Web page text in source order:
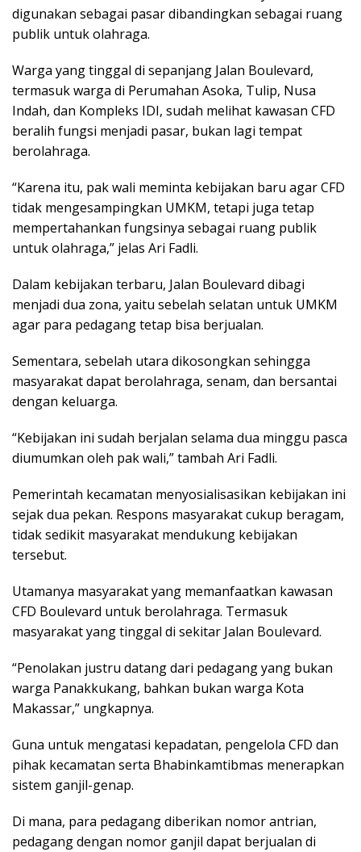
digunakan sebagai pasar dibandingkan sebagai ruang
publik untuk olahraga.
Warga yang tinggal di sepanjang Jalan Boulevard,
termasuk warga di Perumahan Asoka, Tulip, Nusa
Indah, dan Kompleks IDI, sudah melihat kawasan CFD
beralih fungsi menjadi pasar, bukan lagi tempat
berolahraga.
“Karena itu, pak wali meminta kebijakan baru agar CFD
tidak mengesampingkan UMKM, tetapi juga tetap
mempertahankan fungsinya sebagai ruang publik
untuk olahraga,” jelas Ari Fadli.
Dalam kebijakan terbaru, Jalan Boulevard dibagi
menjadi dua zona, yaitu sebelah selatan untuk UMKM
agar para pedagang tetap bisa berjualan.
Sementara, sebelah utara dikosongkan sehingga
masyarakat dapat berolahraga, senam, dan bersantai
dengan keluarga.
“Kebijakan ini sudah berjalan selama dua minggu pasca
diumumkan oleh pak wali,” tambah Ari Fadli.
Pemerintah kecamatan menyosialisasikan kebijakan ini
sejak dua pekan. Respons masyarakat cukup beragam,
tidak sedikit masyarakat mendukung kebijakan
tersebut.
Utamanya masyarakat yang memanfaatkan kawasan
CFD Boulevard untuk berolahraga. Termasuk
masyarakat yang tinggal di sekitar Jalan Boulevard.
“Penolakan justru datang dari pedagang yang bukan
warga Panakkukang, bahkan bukan warga Kota
Makassar,” ungkapnya.
Guna untuk mengatasi kepadatan, pengelola CFD dan
pihak kecamatan serta Bhabinkamtibmas menerapkan
sistem ganjil-genap.
Di mana, para pedagang diberikan nomor antrian,
pedagang dengan nomor ganjil dapat berjualan di